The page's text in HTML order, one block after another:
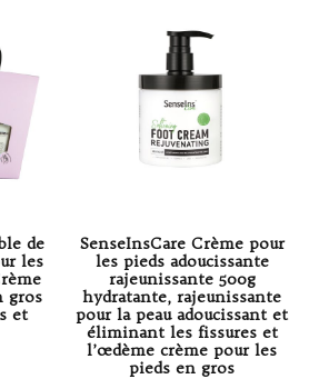
de
les
gros
et
SenseInsCare Crème pour
les pieds adoucissante
rajeunissante 500g
hydratante, rajeunissante
pour la peau adoucissant et
éliminant les fissures et
l’œdème crème pour les
pieds en gros